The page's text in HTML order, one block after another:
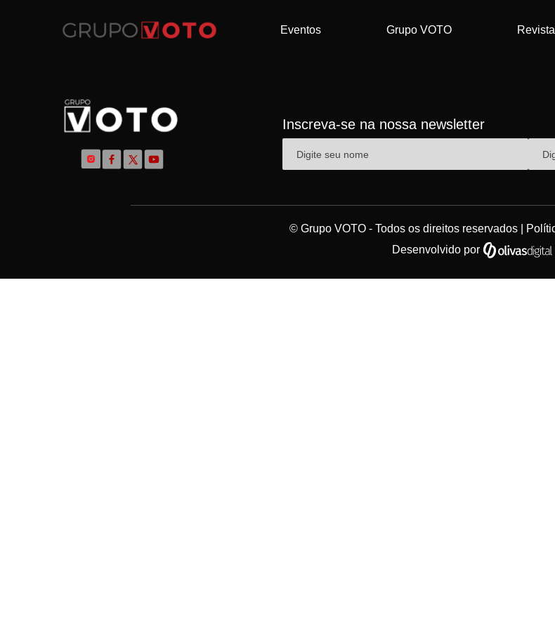
Eventos Grupo VOTO
Inscreva-se na nossa newsletter
© Grupo VOTO - Todos os direitos reservados |
Desenvolvido por